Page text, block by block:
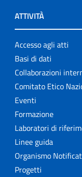
ATTIVITÀ
Accesso agli atti
Basi di dati
Collaborazioni
Comitato Etico
Eventi
Formazione
Laboratori di
Linee guida
Organismo
Progetti